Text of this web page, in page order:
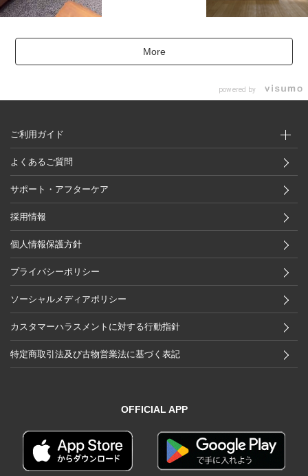
More
powered by
ご利用ガイド
よくあるご質問
サポート・アフターケア
採用情報
個人情報保護方針
プライバシーポリシー
ソーシャルメディアポリシー
カスタマーハラスメントに対する行動指針
特定商取引法及び古物営業法に基づく表記
OFFICIAL APP